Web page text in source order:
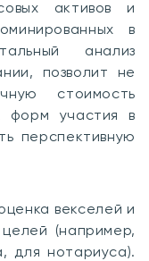
активов и
в
анализ
позволит не
стоимость
форм участия в
перспективную
векселей и
(например,
для нотариуса).